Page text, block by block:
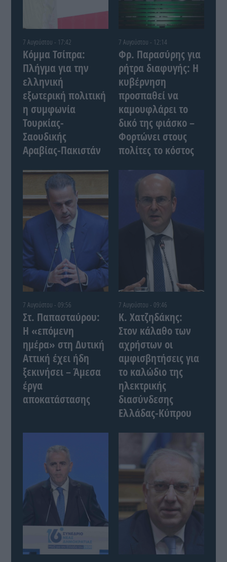
7 Αυγούστου - 17:42
Κόμμα Τσίπρα:
Πλήγμα για την
ελληνική
εξωτερική πολιτική
η συμφωνία
Τουρκίας-
Σαουδικής
Αραβίας-Πακιστάν
7 Αυγούστου - 12:14
Φρ. Παρασύρης για
ρήτρα διαφυγής: Η
κυβέρνηση
προσπαθεί να
καμουφλάρει το
δικό της φιάσκο –
Φορτώνει στους
πολίτες το κόστος
7 Αυγούστου - 09:56
Στ. Παπασταύρου:
Η «επόμενη
ημέρα» στη Δυτική
Αττική έχει ήδη
ξεκινήσει – Άμεσα
έργα
αποκατάστασης
7 Αυγούστου - 09:46
Κ. Χατζηδάκης:
Στον κάλαθο των
αχρήστων οι
αμφισβητήσεις για
το καλώδιο της
ηλεκτρικής
διασύνδεσης
Ελλάδας-Κύπρου